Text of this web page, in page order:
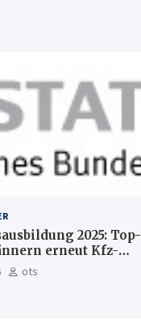
2025: Top-
erneut Kfz-
bei Frauen
ots